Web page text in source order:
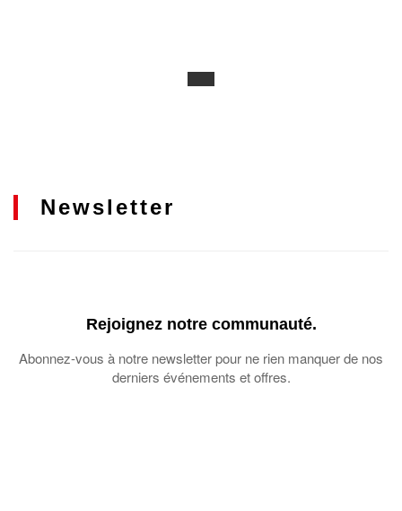
Newsletter
Rejoignez notre communauté.
Abonnez-vous à notre newsletter pour ne rien manquer de nos
derniers événements et offres.